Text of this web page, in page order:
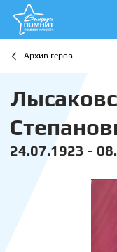
Архив геров
24.07.1923 -